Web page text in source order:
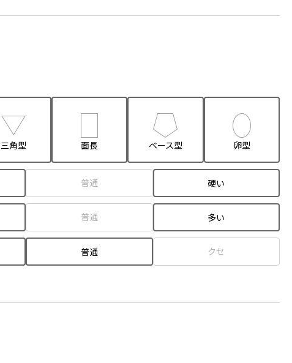
三角型 面長 ベース型 卵型
普通 硬い
普通 多い
普通 クセ